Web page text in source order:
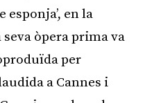
esponja’, en la
òpera prima va
per
a Cannes i